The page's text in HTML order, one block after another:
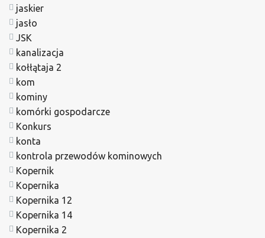
jaskier
jasło
JSK
kanalizacja
kołłątaja 2
kom
kominy
komórki gospodarcze
Konkurs
konta
kontrola przewodów kominowych
Kopernik
Kopernika
Kopernika 12
Kopernika 14
Kopernika 2